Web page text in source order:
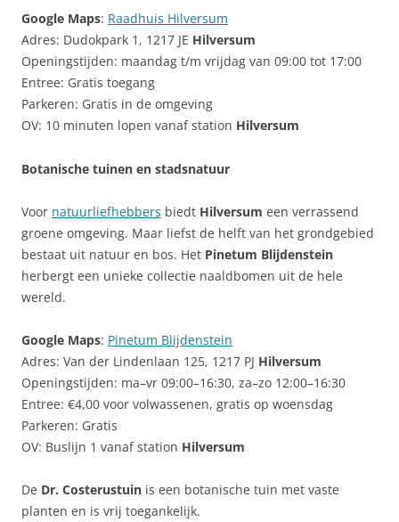
Google Maps: Raadhuis Hilversum
Adres: Dudokpark 1, 1217 JE Hilversum
Openingstijden: maandag t/m vrijdag van 09:00 tot 17:00
Entree: Gratis toegang
Parkeren: Gratis in de omgeving
OV: 10 minuten lopen vanaf station Hilversum
Botanische tuinen en stadsnatuur
Voor natuurliefhebbers biedt Hilversum een verrassend
groene omgeving. Maar liefst de helft van het grondgebied
bestaat uit natuur en bos. Het Pinetum Blijdenstein
herbergt een unieke collectie naaldbomen uit de hele
wereld.
Google Maps: Pinetum Blijdenstein
Adres: Van der Lindenlaan 125, 1217 PJ Hilversum
Openingstijden: ma–vr 09:00–16:30, za–zo 12:00–16:30
Entree: €4,00 voor volwassenen, gratis op woensdag
Parkeren: Gratis
OV: Buslijn 1 vanaf station Hilversum
De Dr. Costerustuin is een botanische tuin met vaste
planten en is vrij toegankelijk.